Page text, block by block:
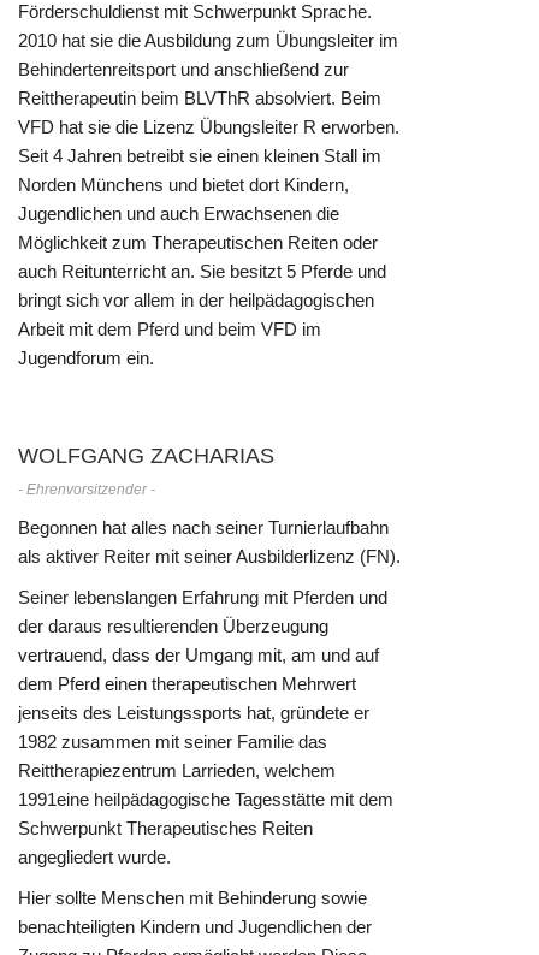
Förderschuldienst mit Schwerpunkt Sprache.
2010 hat sie die Ausbildung zum Übungsleiter im
Behindertenreitsport und anschließend zur
Reittherapeutin beim BLVThR absolviert. Beim
VFD hat sie die Lizenz Übungsleiter R erworben.
Seit 4 Jahren betreibt sie einen kleinen Stall im
Norden Münchens und bietet dort Kindern,
Jugendlichen und auch Erwachsenen die
Möglichkeit zum Therapeutischen Reiten oder
auch Reitunterricht an. Sie besitzt 5 Pferde und
bringt sich vor allem in der heilpädagogischen
Arbeit mit dem Pferd und beim VFD im
Jugendforum ein.
WOLFGANG ZACHARIAS
- Ehrenvorsitzender -
Begonnen hat alles nach seiner Turnierlaufbahn
als aktiver Reiter mit seiner Ausbilderlizenz (FN).
Seiner lebenslangen Erfahrung mit Pferden und
der daraus resultierenden Überzeugung
vertrauend, dass der Umgang mit, am und auf
dem Pferd einen therapeutischen Mehrwert
jenseits des Leistungssports hat, gründete er
1982 zusammen mit seiner Familie das
Reittherapiezentrum Larrieden, welchem
1991eine heilpädagogische Tagesstätte mit dem
Schwerpunkt Therapeutisches Reiten
angegliedert wurde.
Hier sollte Menschen mit Behinderung sowie
benachteiligten Kindern und Jugendlichen der